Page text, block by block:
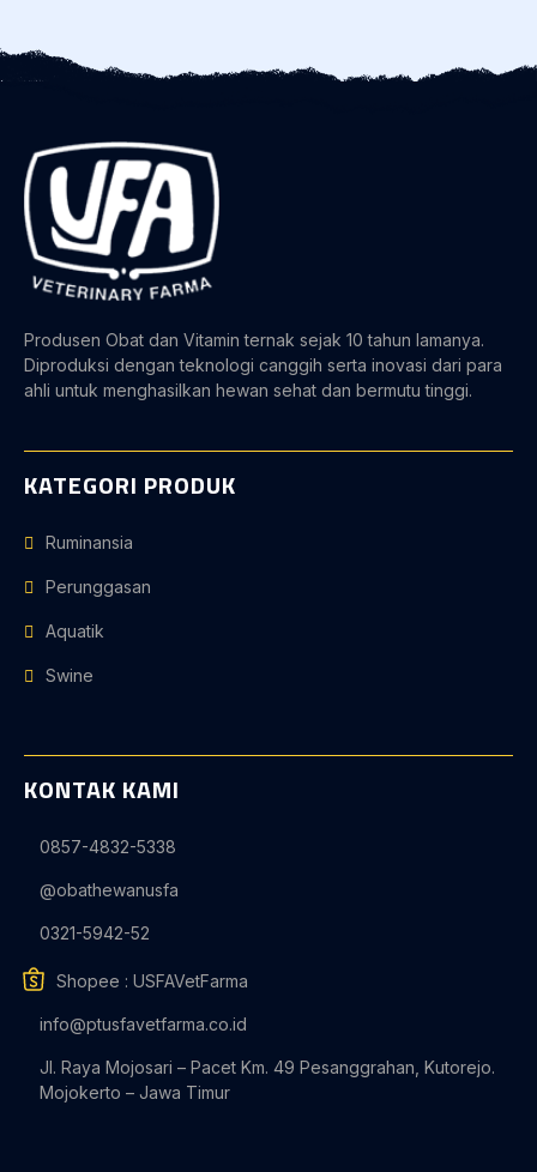
Produsen Obat dan Vitamin ternak sejak 10 tahun lamanya.
Diproduksi dengan teknologi canggih serta inovasi dari para
ahli untuk menghasilkan hewan sehat dan bermutu tinggi.
KATEGORI PRODUK
Ruminansia
Perunggasan
Aquatik
Swine
KONTAK KAMI
0857-4832-5338
@obathewanusfa
0321-5942-52
Shopee : USFAVetFarma
info@ptusfavetfarma.co.id
Jl. Raya Mojosari – Pacet Km. 49 Pesanggrahan, Kutorejo.
Mojokerto – Jawa Timur